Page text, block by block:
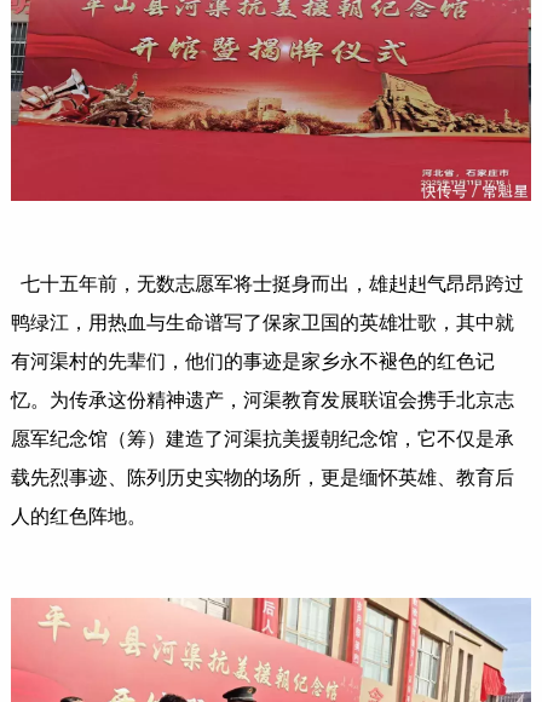
七十五年前，无数志愿军将士挺身而出，雄赳赳气昂昂跨过
鸭绿江，用热血与生命谱写了保家卫国的英雄壮歌，其中就
有河渠村的先辈们，他们的事迹是家乡永不褪色的红色记
忆。为传承这份精神遗产，河渠教育发展联谊会携手北京志
愿军纪念馆（筹）建造了河渠抗美援朝纪念馆，它不仅是承
载先烈事迹、陈列历史实物的场所，更是缅怀英雄、教育后
人的红色阵地。